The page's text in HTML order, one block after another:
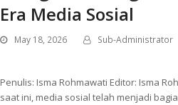
Era Media Sosial
May 18, 2026 Sub-Administrator
Penulis: Isma Rohmawati Editor: Isma
saat ini, media sosial telah menjadi